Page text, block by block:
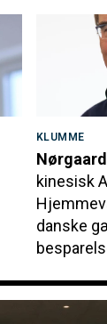
KLUMME
kinesisk
danske